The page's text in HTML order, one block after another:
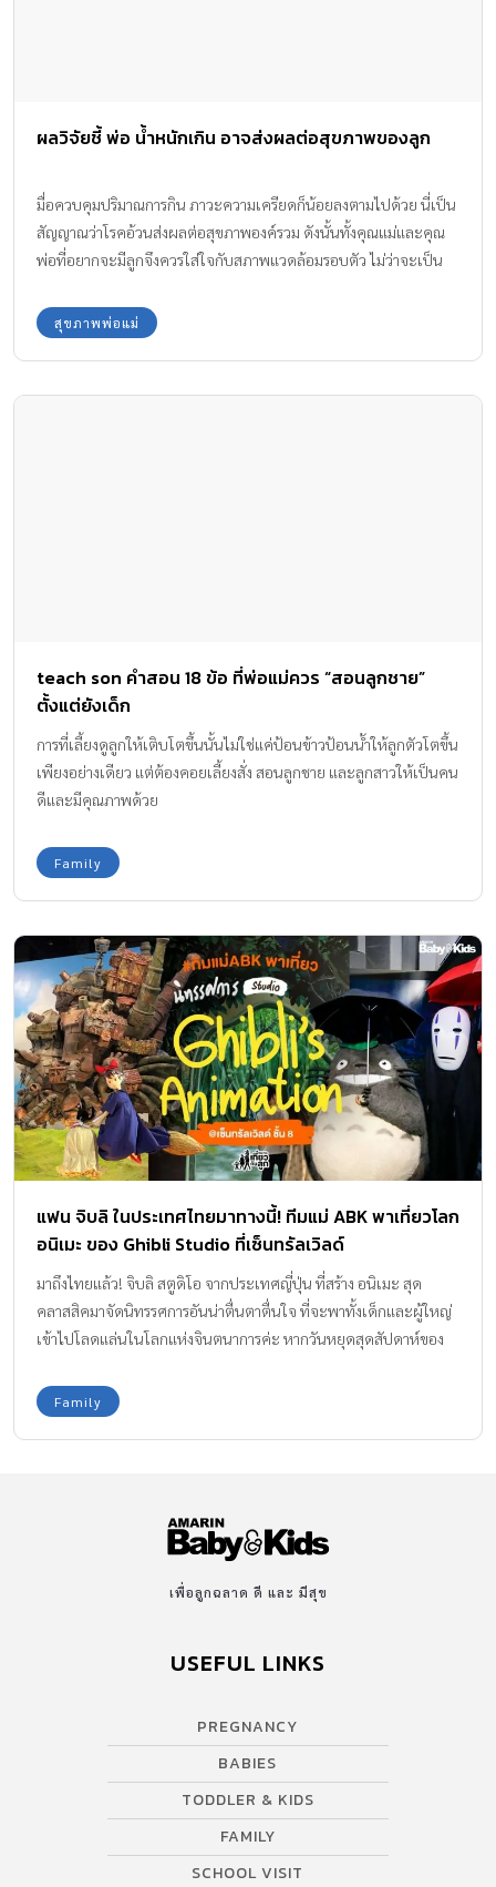
ผลวิจัยชี้ พ่อ น้ำหนักเกิน อาจส่งผลต่อสุขภาพของลูก
มื่อควบคุมปริมาณการกิน ภาวะความเครียดก็น้อยลงตามไปด้วย นี่เป็น
สัญญาณว่าโรคอ้วนส่งผลต่อสุขภาพองค์รวม ดังนั้นทั้งคุณแม่และคุณ
พ่อที่อยากจะมีลูกจึงควรใส่ใจกับสภาพแวดล้อมรอบตัว ไม่ว่าจะเป็น
จะวางแผนมีบุตร
สุขภาพพ่อแม่
teach son คำสอน 18 ข้อ ที่พ่อแม่ควร “สอนลูกชาย”
ตั้งแต่ยังเด็ก
การที่เลี้ยงดูลูกให้เติบโตขึ้นนั้นไม่ใช่แค่ป้อนข้าวป้อนน้ำให้ลูกตัวโตขึ้น
เพียงอย่างเดียว แต่ต้องคอยเลี้ยงสั่ง สอนลูกชาย และลูกสาวให้เป็นคน
ดีและมีคุณภาพด้วย
Family
แฟน จิบลิ ในประเทศไทยมาทางนี้! ทีมแม่ ABK พาเที่ยวโลก
อนิเมะ ของ Ghibli Studio ที่เซ็นทรัลเวิลด์
มาถึงไทยแล้ว! จิบลิ สตูดิโอ จากประเทศญี่ปุ่น ที่สร้าง อนิเมะ สุด
คลาสสิคมาจัดนิทรรศการอันน่าตื่นตาตื่นใจ ที่จะพาทั้งเด็กและผู้ใหญ่
เข้าไปโลดแล่นในโลกแห่งจินตนาการค่ะ หากวันหยุดสุดสัปดาห์ของ
แนะนำ ‘THE WORLD OF STUDIO GHIBLI’S ANIMATION EXHIBITION
BANGKOK 2023’ เมื่อ 20-30 ปี ที่แล้ว สังคมไทยอาจจะคิดว่าการ์ตูน
ยังต้องการอยู่เสมอ ปัจจุบันเด็กคนนั้นได้กลายมาเป็นผู้ใหญ่ที่มีเจ้าตัว
น้อยข้างๆ เมื่อมีโอกาสนี้แล้ว น่าจะพาเด็กๆ มาสัมผัสประสบการณ์ดีๆ
ที่เราเคยประทับใจไปด้วยกันนะ สตูดิโอจิบลิได้ก่อตั้งใน ค.ศ. 1985
การสร้างที่มีผลงานมายาวนานอย่างโทชิโอะ ซูซึกิ โดยความแตกต่างอัน
ความรู้สึกนุ่มนวล ต้นหญ้า ใบไม้ […]
Family
เพื่อลูกฉลาด ดี และ มีสุข
USEFUL LINKS
PREGNANCY
BABIES
TODDLER & KIDS
FAMILY
SCHOOL VISIT